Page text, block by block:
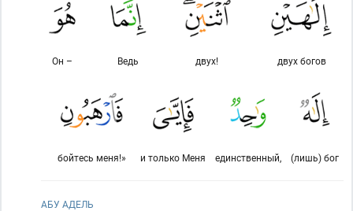
двух богов
двух!
Ведь
Он –
(лишь) бог
единственный,
и только Меня
бойтесь меня!»
АБУ АДЕЛЬ